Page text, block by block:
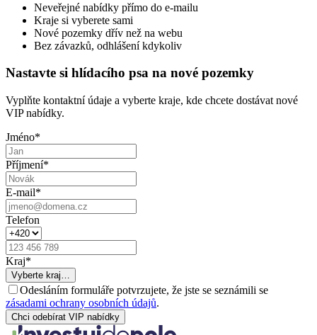
Neveřejné nabídky přímo do e-mailu
Kraje si vyberete sami
Nové pozemky dřív než na webu
Bez závazků, odhlášení kdykoliv
Nastavte si hlídacího psa na nové pozemky
Vyplňte kontaktní údaje a vyberte kraje, kde chcete dostávat nové
VIP nabídky.
Jméno*
Příjmení*
E-mail*
Telefon
Kraj*
Vyberte kraj…
Odesláním formuláře potvrzujete, že jste se seznámili se
zásadami ochrany osobních údajů.
Chci odebírat VIP nabídky